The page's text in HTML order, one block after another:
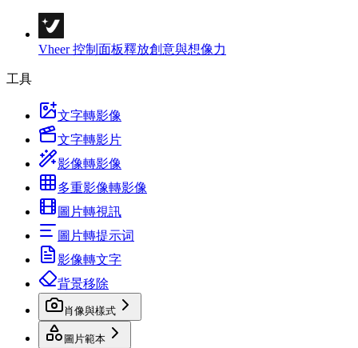
Vheer 控制面板釋放創意與想像力
工具
文字轉影像
文字轉影片
影像轉影像
多重影像轉影像
圖片轉視訊
圖片轉提示词
影像轉文字
背景移除
肖像與樣式
圖片範本